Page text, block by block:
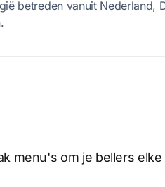
betreden vanuit Nederland,
menu's om je bellers